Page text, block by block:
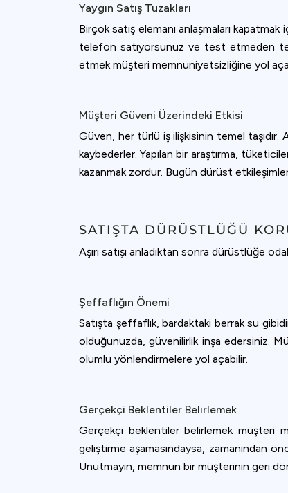
Yaygın Satış Tuzakları
Birçok satış elemanı anlaşmaları
telefon satıyorsunuz ve test etmeden tek
etmek müşteri memnuniyetsizliğine yol
Müşteri Güveni Üzerindeki Etkisi
Güven, her türlü iş ilişkisinin temel taşıdır.
kaybederler. Yapılan bir araştırma,
kazanmak zordur. Bugün dürüst
SATIŞTA DÜRÜSTLÜĞÜ
Aşırı satışı anladıktan sonra dürüstlüğe
Şeffaflığın Önemi
Satışta şeffaflık, bardaktaki berrak su
olduğunuzda, güvenilirlik inşa edersiniz.
olumlu yönlendirmelere yol açabilir.
Gerçekçi Beklentiler Belirlemek
Gerçekçi beklentiler belirlemek müşteri
geliştirme aşamasındaysa, zamanından
Unutmayın, memnun bir müşterinin geri